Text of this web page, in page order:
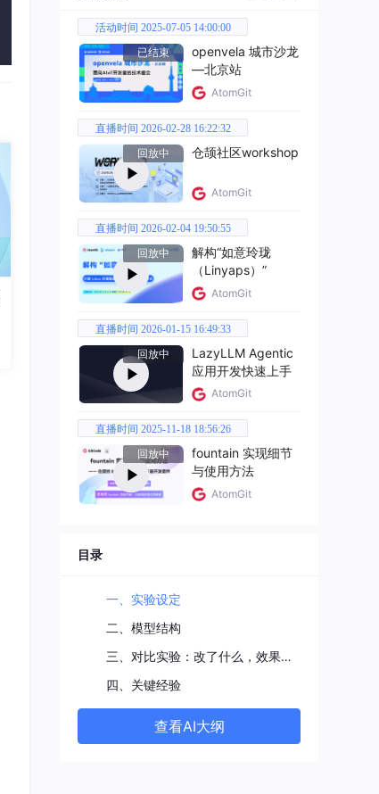
活动时间 2025-07-05 14:00:00
已结束
openvela 城市沙龙
—北京站
AtomGit
直播时间 2026-02-28 16:22:32
回放中
仓颉社区workshop
AtomGit
直播时间 2026-02-04 19:50:55
回放中
解构“如意玲珑
（Linyaps）”
AtomGit
直播时间 2026-01-15 16:49:33
回放中
LazyLLM Agentic
应用开发快速上手
AtomGit
直播时间 2025-11-18 18:56:26
回放中
fountain 实现细节
与使用方法
AtomGit
目录
一、实验设定
二、模型结构
三、对比实验：改了什么，效果如何
四、关键经验
查看AI大纲